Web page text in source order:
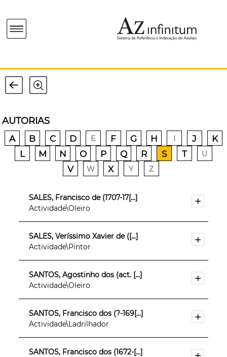
AUTORIAS
A B C D E F G H I J
K
L
M N O P Q R S T U
V W X Y Z
SALES, Francisco de (1707-17[...]
Actividade\Oleiro
SALES, Veríssimo Xavier de ([...]
Actividade\Pintor
SANTOS, Agostinho dos (act. [...]
Actividade\Oleiro
SANTOS, Francisco dos (?-169[...]
Actividade\Ladrilhador
SANTOS, Francisco dos (1672-[...]